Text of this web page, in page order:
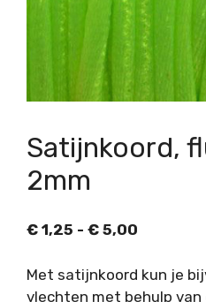
Satijnkoord,
2mm
€ 1,25 - € 5,00
tot
€ 5,00
Met satijnkoord kun je
vlechten met behulp